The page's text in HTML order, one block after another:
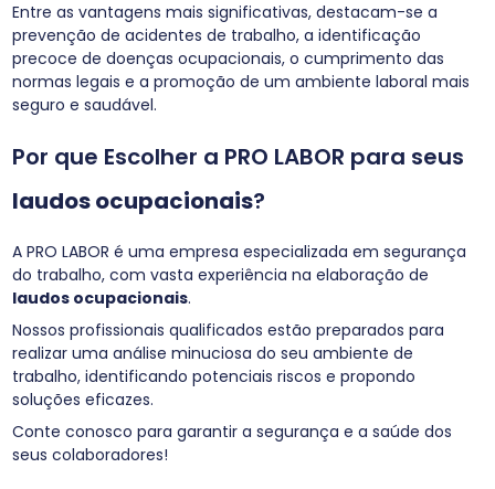
Entre as vantagens mais significativas, destacam-se a
prevenção de acidentes de trabalho, a identificação
precoce de doenças ocupacionais, o cumprimento das
normas legais e a promoção de um ambiente laboral mais
seguro e saudável.
Por que Escolher a PRO LABOR para seus
laudos ocupacionais?
A PRO LABOR é uma empresa especializada em segurança
do trabalho, com vasta experiência na elaboração de
laudos ocupacionais.
Nossos profissionais qualificados estão preparados para
realizar uma análise minuciosa do seu ambiente de
trabalho, identificando potenciais riscos e propondo
soluções eficazes.
Conte conosco para garantir a segurança e a saúde dos
seus colaboradores!